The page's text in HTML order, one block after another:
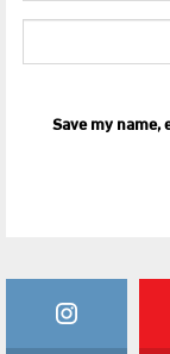
Save my